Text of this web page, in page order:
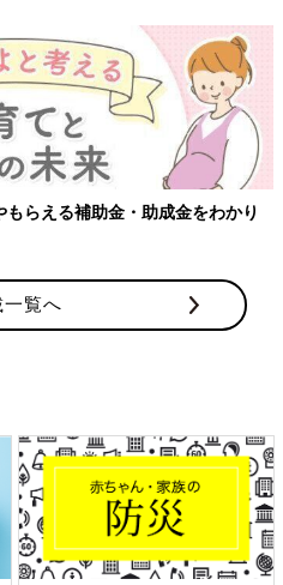
の感染症対策、知っておいて！
覧へ